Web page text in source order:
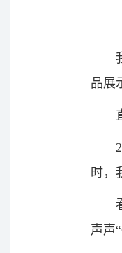
品展
时，
声声